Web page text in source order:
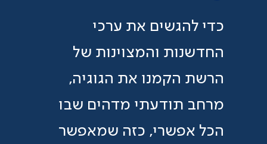
כדי להגשים את ערכי
החדשנות והמצוינות של
הרשת הקמנו את הגוגיה,
מרחב תודעתי מדהים שבו
הכל אפשרי, כזה שמאפשר